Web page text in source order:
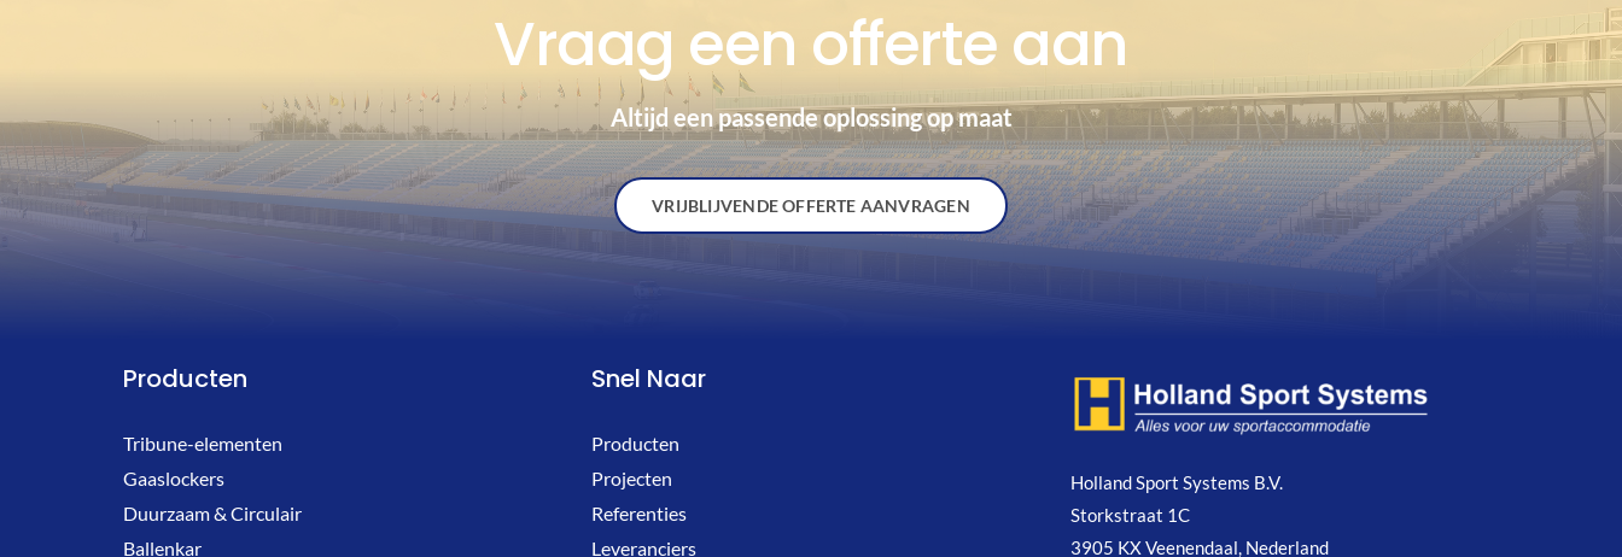
Vraag een offerte aan
Altijd een passende oplossing op maat
VRIJBLIJVENDE OFFERTE AANVRAGEN
Producten
Tribune-elementen
Gaaslockers
Duurzaam & Circulair
Ballenkar
Snel Naar
Producten
Projecten
Referenties
Leveranciers
Holland Sport Systems B.V.
Storkstraat 1C
3905 KX Veenendaal, Nederland